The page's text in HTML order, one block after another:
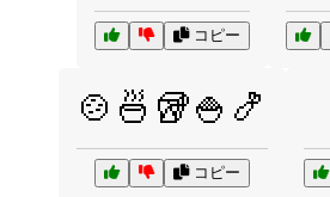
コピー
🍲🍜🥡🍚🍤
コピー